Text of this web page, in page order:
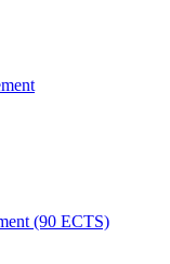
(90 ECTS)